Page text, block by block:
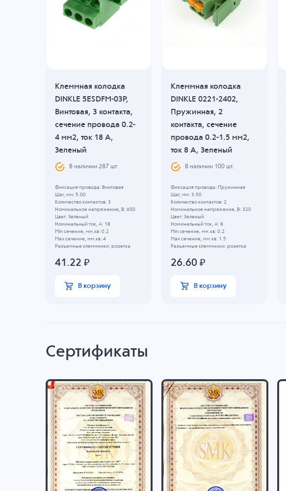
Клеммная колодка
DINKLE 5ESDFM-03P,
Винтовая, 3 контакта,
сечение провода 0.2-
4 мм2, ток 18 A,
Зеленый
В наличии287 шт.
Фиксация провода: Винтовая
Шаг, мм: 5.00
Количество контактов: 3
Номинальное напряжение, B: 600
Цвет: Зеленый
Номинальный ток, А: 18
Min сечение, мм.кв: 0.2
Max сечение, мм.кв: 4
Разъемные клеммники: розетка
41.22 ₽
В корзину
Клеммная колодка
DINKLE 0221-2402,
Пружинная, 2
контакта, сечение
провода 0.2-1.5 мм2,
ток 8 A, Зеленый
В наличии 100 шт.
Фиксация провода: Пружинная
Шаг, мм: 3.50
Количество контактов: 2
Номинальное напряжение, B: 320
Цвет: Зеленый
Номинальный ток, А: 8
Min сечение, мм.кв: 0.2
Max сечение, мм.кв: 1.5
Разъемные клеммники: розетка
26.60 ₽
В корзину
Сертификаты